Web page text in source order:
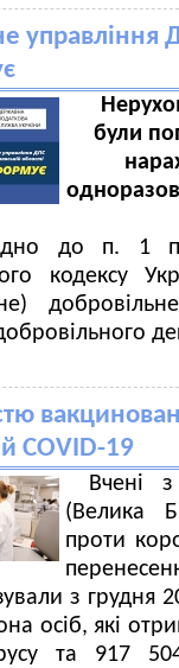
управління
були
до п. 1
кодексу
COVID-19
Вчені
(Велика
проти
з грудня
осіб, які
та 917